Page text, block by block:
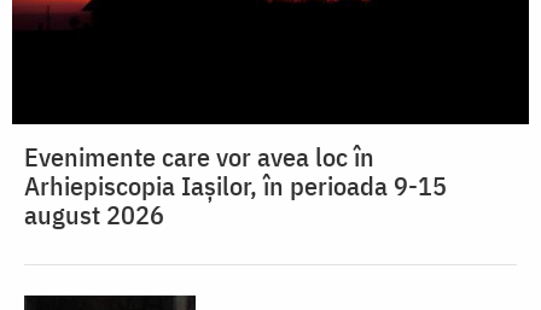
Evenimente care vor avea loc în
Arhiepiscopia Iaşilor, în perioada 9-15
august 2026